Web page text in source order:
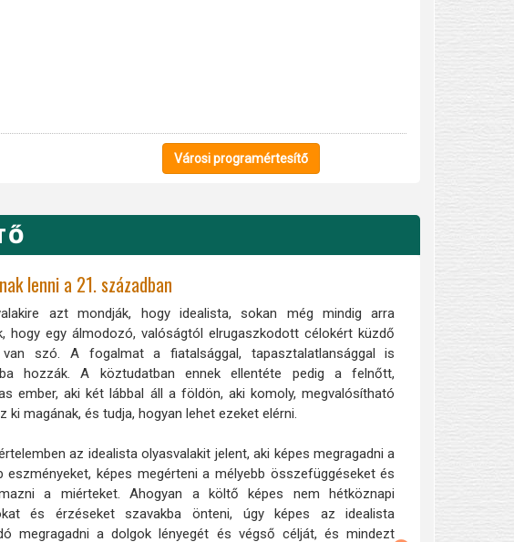
Városi programértesítő
lenni a 21. században
azt mondják, hogy idealista, sokan még mindig arra
hogy egy álmodozó, valóságtól elrugaszkodott célokért küzdő
van szó. A fogalmat a fiatalsággal, tapasztalatlansággal is
hozzák. A köztudatban ennek ellentéte pedig a felnőtt,
ember, aki két lábbal áll a földön, aki komoly, megvalósítható
ki magának, és tudja, hogyan lehet ezeket elérni.
az idealista olyasvalakit jelent, aki képes megragadni a
eszményeket, képes megérteni a mélyebb összefüggéseket és
a miérteket. Ahogyan a költő képes nem hétköznapi
és érzéseket szavakba önteni, úgy képes az idealista
megragadni a dolgok lényegét és végső célját, és mindezt